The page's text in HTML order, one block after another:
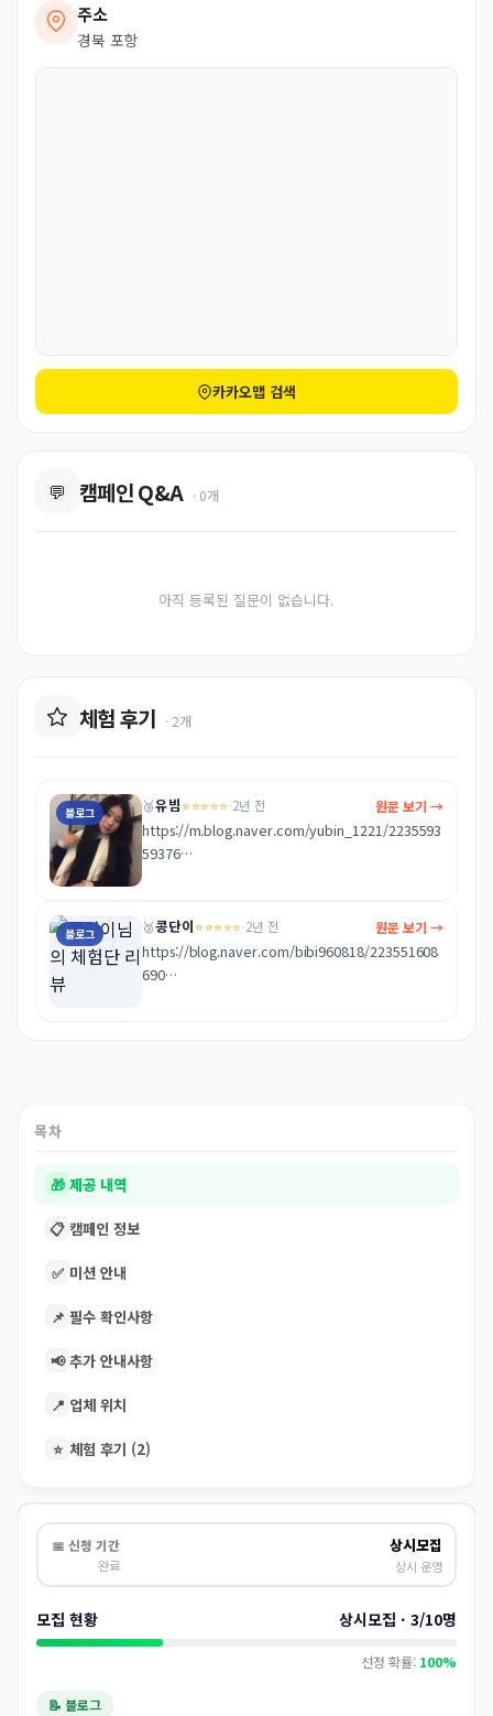
주소
경북 포항
카카오맵 검색
💬 캠페인 Q&A · 0개
아직 등록된 질문이 없습니다.
체험 후기 · 2개
블로그 🥉유빔⭐⭐⭐⭐⭐·2년 전 원문 보기 →
https://m.blog.naver.com/yubin_1221/2235593
59376
메뉴가 바뀌니까 자주 가도 다양한 메뉴를 먹을 수
있어서 질리지 않게 방문할 수 있을 것 같아요 이모
카세라 이모분이 요리와 서빙해 주시는데 너무 친절
블로그 🥉콩단이⭐⭐⭐⭐⭐·2년 전 원문 보기 →
https://blog.naver.com/bibi960818/223551608
690
목차
🎁 제공 내역
📋 캠페인 정보
✅ 미션 안내
📌 필수 확인사항
📢 추가 안내사항
📍 업체 위치
⭐ 체험 후기 (2)
📅 신청 기간
완료
상시모집
상시 운영
모집 현황 상시모집 · 3/10명
선정 확률: 100%
📝 블로그